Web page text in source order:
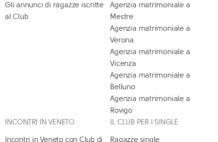
Gli annunci di ragazze iscritte
al Club
Agenzia matrimoniale a
Mestre
Agenzia matrimoniale a
Verona
Agenzia matrimoniale a
Vicenza
Agenzia matrimoniale a
Belluno
Agenzia matrimoniale a
Rovigo
INCONTRI IN VENETO
Incontri in Veneto con Club di
IL CLUB PER I SINGLE
Ragazze single